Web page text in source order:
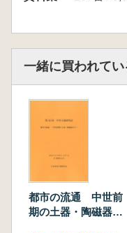
石材流通に関す
阿部来 笏谷石製
品 硯・砥石を
一緒に買われてい
都市の流通 中世前
期の土器・陶磁器か